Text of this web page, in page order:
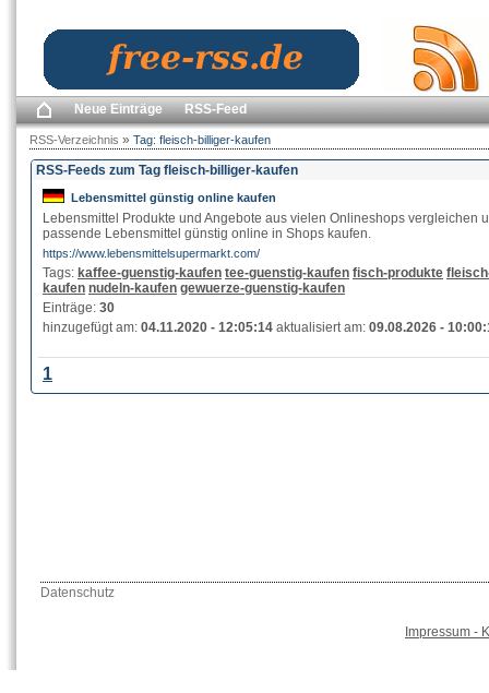
Neue Einträge RSS-Feed
RSS-Verzeichnis » Tag: fleisch-billiger-kaufen
RSS-Feeds zum Tag fleisch-billiger-kaufen
Lebensmittel günstig online kaufen
Lebensmittel Produkte und Angebote aus vielen Onlineshops vergleichen
passende Lebensmittel günstig online in Shops kaufen.
https://www.lebensmittelsupermarkt.com/
Tags: kaffee-guenstig-kaufen tee-guenstig-kaufen fisch-produkte
kaufen nudeln-kaufen gewuerze-guenstig-kaufen
Einträge: 30
hinzugefügt am: 04.11.2020 - 12:05:14 aktualisiert am: 09.08.2026 -
1
Datenschutz
Impressum -